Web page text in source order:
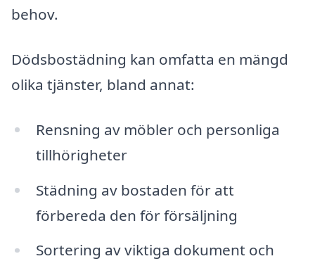
behov.
Dödsbostädning kan omfatta en mängd
olika tjänster, bland annat:
Rensning av möbler och personliga
tillhörigheter
Städning av bostaden för att
förbereda den för försäljning
Sortering av viktiga dokument och